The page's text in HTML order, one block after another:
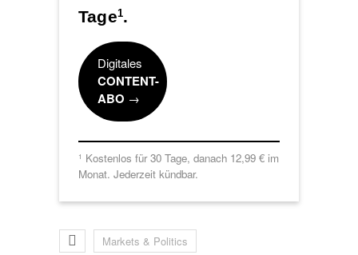
Tage1.
Digitales
CONTENT-
ABO →
1 Kostenlos für 30 Tage, danach 12,99 € im
Monat. Jederzeit kündbar.
Markets & Politics